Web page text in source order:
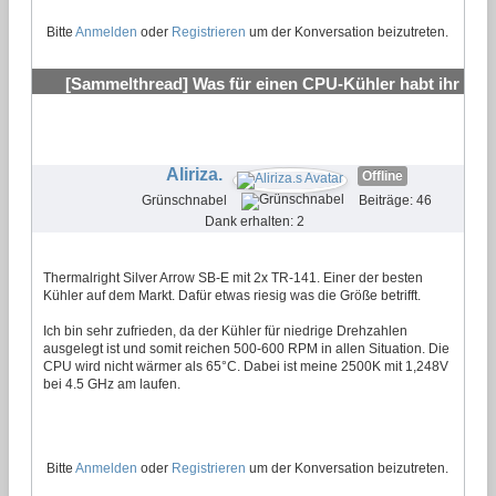
Bitte Anmelden oder Registrieren um der Konversation beizutreten.
[Sammelthread] Was für einen CPU-Kühler habt ihr
Aliriza.
Offline
Grünschnabel
Beiträge: 46
Dank erhalten: 2
Thermalright Silver Arrow SB-E mit 2x TR-141. Einer der besten
Kühler auf dem Markt. Dafür etwas riesig was die Größe betrifft.
Ich bin sehr zufrieden, da der Kühler für niedrige Drehzahlen
ausgelegt ist und somit reichen 500-600 RPM in allen Situation. Die
CPU wird nicht wärmer als 65°C. Dabei ist meine 2500K mit 1,248V
bei 4.5 GHz am laufen.
Bitte Anmelden oder Registrieren um der Konversation beizutreten.